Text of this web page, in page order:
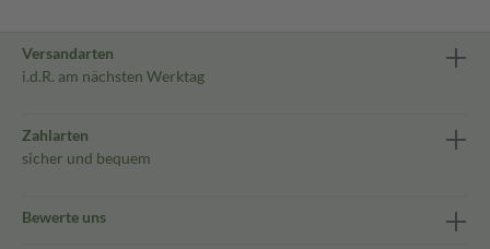
Versandarten
i.d.R. am nächsten Werktag
Zahlarten
sicher und bequem
Bewerte uns